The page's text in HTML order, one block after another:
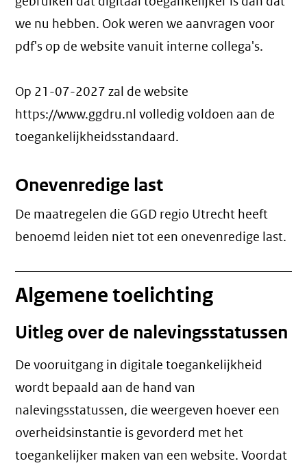
we nu hebben. Ook weren we aanvragen voor
pdf's op de website vanuit interne collega's.
Op 21-07-2027 zal de website
https://www.ggdru.nl volledig voldoen aan de
toegankelijkheidsstandaard.
Onevenredige last
De maatregelen die GGD regio Utrecht heeft
benoemd leiden niet tot een onevenredige last.
Algemene toelichting
Uitleg over de nalevingsstatussen
De vooruitgang in digitale toegankelijkheid
wordt bepaald aan de hand van
nalevingsstatussen, die weergeven hoever een
overheidsinstantie is gevorderd met het
toegankelijker maken van een website. Voordat